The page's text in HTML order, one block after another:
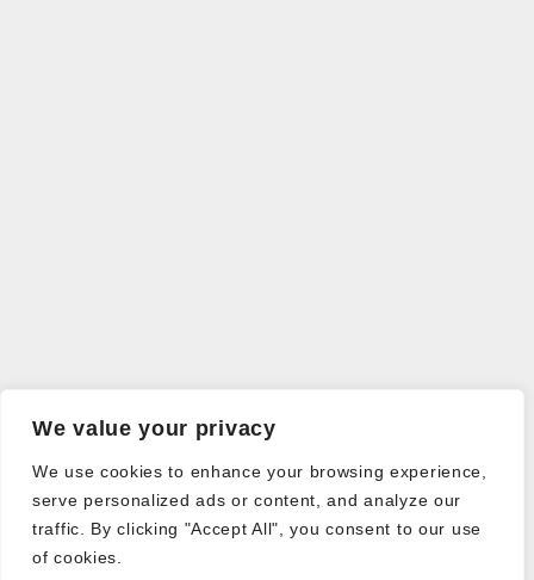
We value your privacy
We use cookies to enhance your browsing experience,
serve personalized ads or content, and analyze our
traffic. By clicking "Accept All", you consent to our use
of cookies.